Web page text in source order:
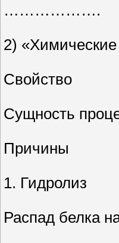
……………….
2) «Химические
Свойство
Сущность
Причины
1. Гидролиз
Распад белка